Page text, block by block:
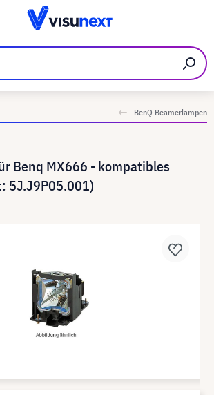
BenQ Beamerlampen
Benq MX666 - kompatibles
5J.J9P05.001)